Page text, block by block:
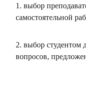
1. выбор
самостоятельной
2. выбор студентом
вопросов,